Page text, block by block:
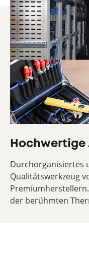
Durchorganisiertes
Qualitätswerkzeug
der berühmten